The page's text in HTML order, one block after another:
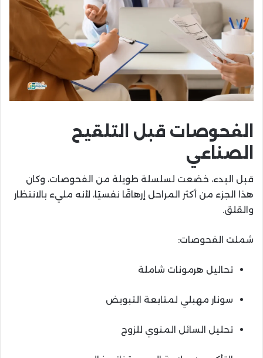
الفحوصات قبل التلقيح
الصناعي
قبل البدء، خضعت لسلسلة طويلة من الفحوصات، وكان
هذا الجزء من أكثر المراحل إرهاقًا نفسيًا، لأنه مليء بالانتظار
والقلق.
شملت الفحوصات:
تحاليل هرمونات شاملة
سونار مهبلي لمتابعة التبويض
تحليل السائل المنوي للزوج